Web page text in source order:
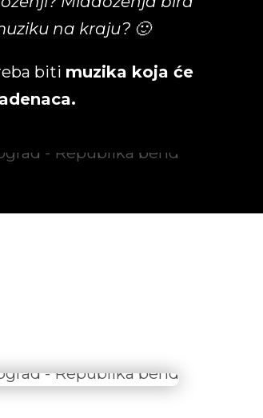
na kraju? 🙂
biti muzika koja će